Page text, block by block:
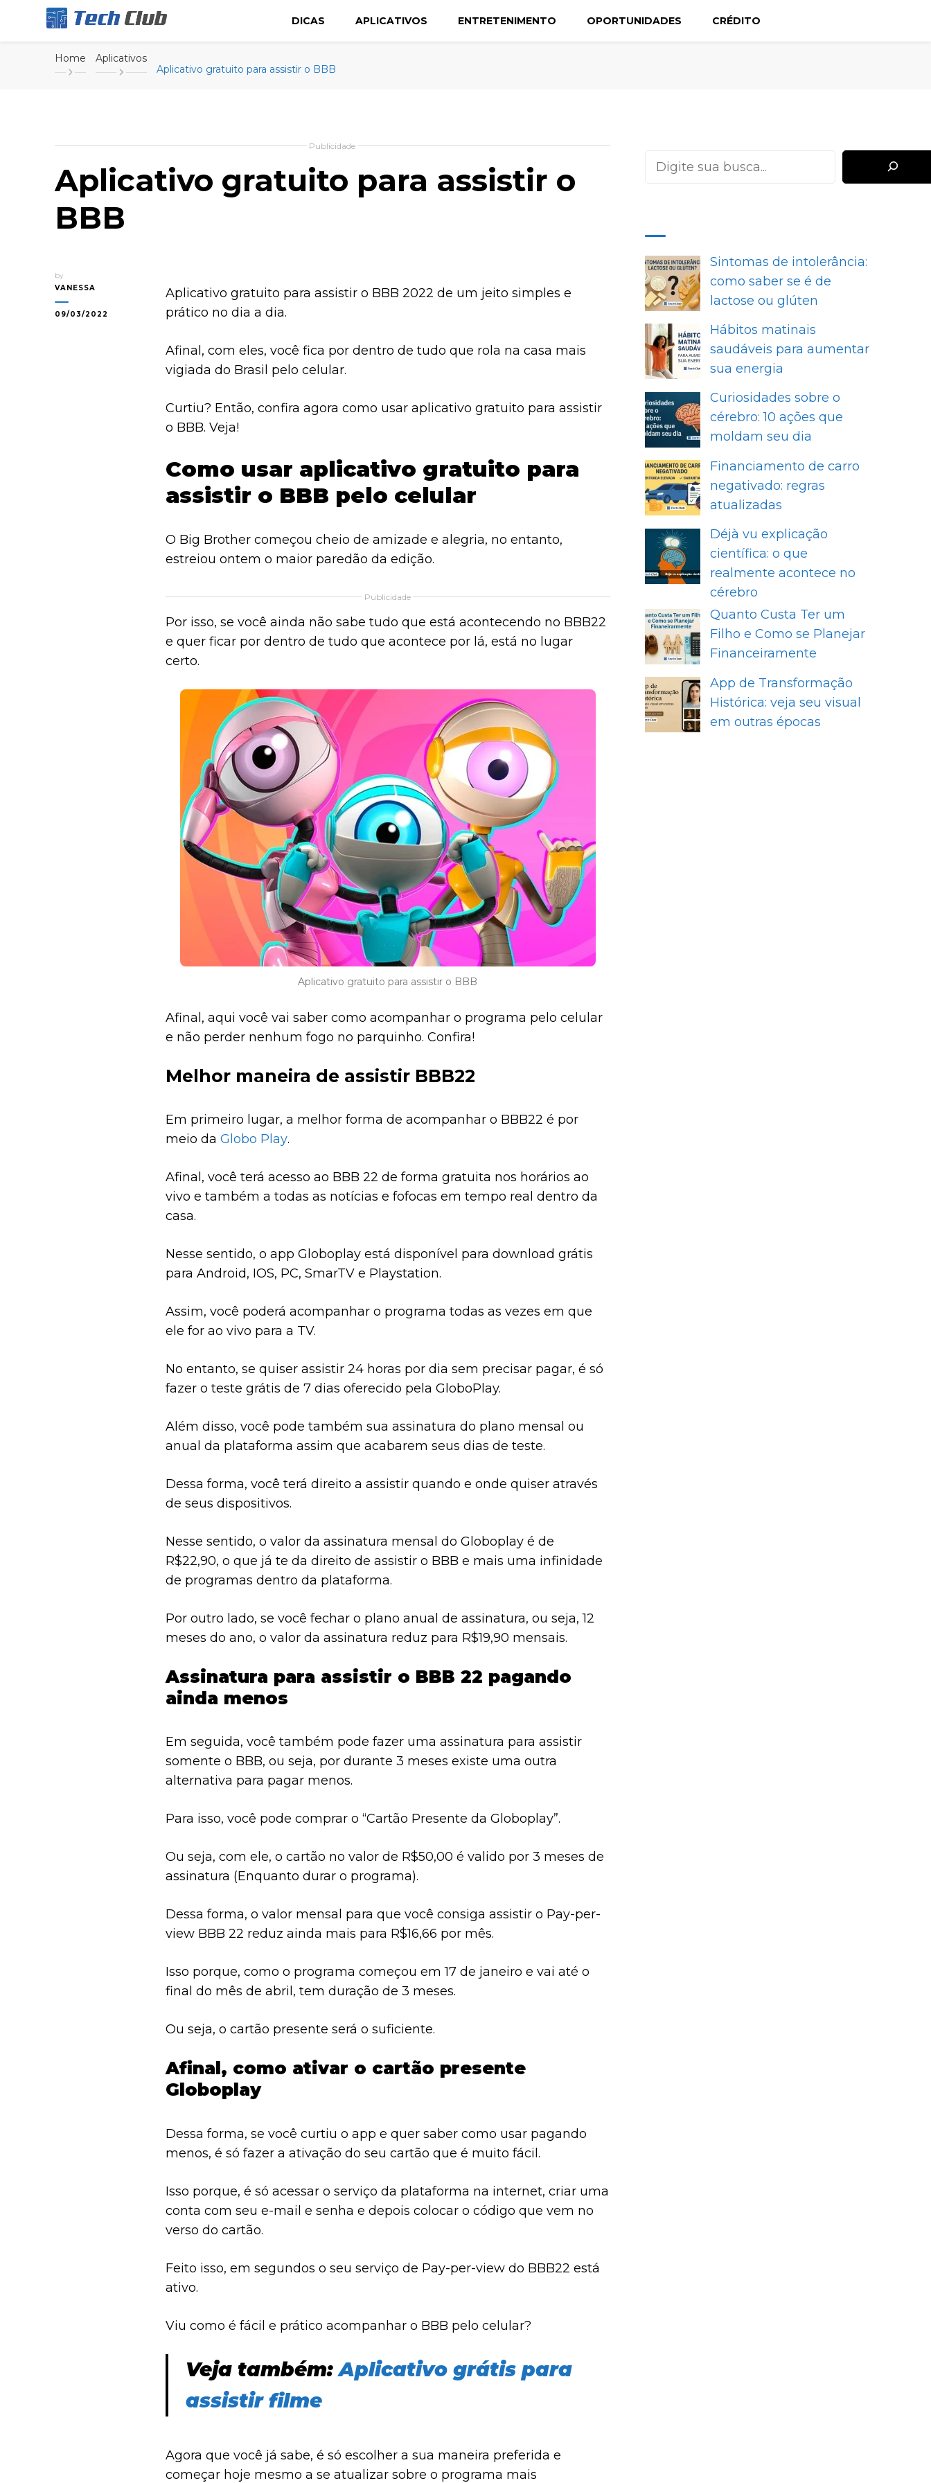
Canal Tech
DICAS APLICATIVOS ENTRETENIMENTO OPORTUNIDADES CRÉDITO
Home
Aplicativos
Aplicativo gratuito para assistir o BBB
Publicidade
Aplicativo gratuito para assistir o
BBB
by
VANESSA
09/03/2022
Aplicativo gratuito para assistir o BBB 2022 de um jeito simples e
prático no dia a dia.
Afinal, com eles, você fica por dentro de tudo que rola na casa mais
vigiada do Brasil pelo celular.
Curtiu? Então, confira agora como usar aplicativo gratuito para assistir
o BBB. Veja!
Como usar aplicativo gratuito para
assistir o BBB pelo celular
O Big Brother começou cheio de amizade e alegria, no entanto,
estreiou ontem o maior paredão da edição.
Publicidade
Por isso, se você ainda não sabe tudo que está acontecendo no BBB22
e quer ficar por dentro de tudo que acontece por lá, está no lugar
certo.
Aplicativo gratuito para assistir o BBB
Afinal, aqui você vai saber como acompanhar o programa pelo celular
e não perder nenhum fogo no parquinho. Confira!
Melhor maneira de assistir BBB22
Em primeiro lugar, a melhor forma de acompanhar o BBB22 é por
meio da Globo Play.
Afinal, você terá acesso ao BBB 22 de forma gratuita nos horários ao
vivo e também a todas as notícias e fofocas em tempo real dentro da
casa.
Nesse sentido, o app Globoplay está disponível para download grátis
para Android, IOS, PC, SmarTV e Playstation.
Assim, você poderá acompanhar o programa todas as vezes em que
ele for ao vivo para a TV.
No entanto, se quiser assistir 24 horas por dia sem precisar pagar, é só
fazer o teste grátis de 7 dias oferecido pela GloboPlay.
Além disso, você pode também sua assinatura do plano mensal ou
anual da plataforma assim que acabarem seus dias de teste.
Dessa forma, você terá direito a assistir quando e onde quiser através
de seus dispositivos.
Nesse sentido, o valor da assinatura mensal do Globoplay é de
R$22,90, o que já te da direito de assistir o BBB e mais uma infinidade
de programas dentro da plataforma.
Por outro lado, se você fechar o plano anual de assinatura, ou seja, 12
meses do ano, o valor da assinatura reduz para R$19,90 mensais.
Assinatura para assistir o BBB 22 pagando
ainda menos
Em seguida, você também pode fazer uma assinatura para assistir
somente o BBB, ou seja, por durante 3 meses existe uma outra
alternativa para pagar menos.
Para isso, você pode comprar o “Cartão Presente da Globoplay”.
Ou seja, com ele, o cartão no valor de R$50,00 é valido por 3 meses de
assinatura (Enquanto durar o programa).
Dessa forma, o valor mensal para que você consiga assistir o Pay-per-
view BBB 22 reduz ainda mais para R$16,66 por mês.
Isso porque, como o programa começou em 17 de janeiro e vai até o
final do mês de abril, tem duração de 3 meses.
Ou seja, o cartão presente será o suficiente.
Afinal, como ativar o cartão presente
Globoplay
Dessa forma, se você curtiu o app e quer saber como usar pagando
menos, é só fazer a ativação do seu cartão que é muito fácil.
Isso porque, é só acessar o serviço da plataforma na internet, criar uma
conta com seu e-mail e senha e depois colocar o código que vem no
verso do cartão.
Feito isso, em segundos o seu serviço de Pay-per-view do BBB22 está
ativo.
Viu como é fácil e prático acompanhar o BBB pelo celular?
Veja também:Aplicativo grátis para
assistir filme
Agora que você já sabe, é só escolher a sua maneira preferida e
começar hoje mesmo a se atualizar sobre o programa mais
Sintomas de intolerância:
como saber se é de
lactose ou glúten
Hábitos matinais
saudáveis para aumentar
sua energia
Curiosidades sobre o
cérebro: 10 ações que
moldam seu dia
Financiamento de carro
negativado: regras
atualizadas
Déjà vu explicação
científica: o que
realmente acontece no
cérebro
Quanto Custa Ter um
Filho e Como se Planejar
Financeiramente
App de Transformação
Histórica: veja seu visual
em outras épocas